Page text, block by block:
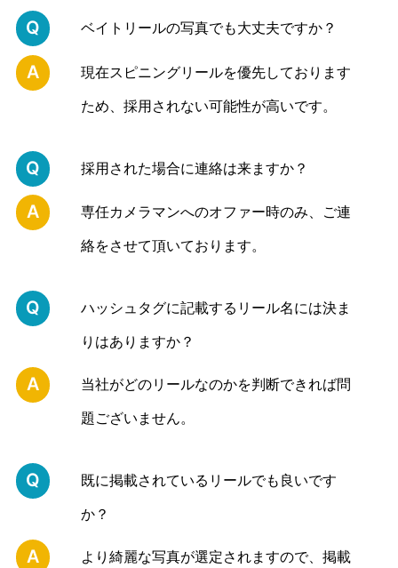
Q ベイトリールの写真でも大丈夫ですか？
A
現在スピニングリールを優先しております
ため、採用されない可能性が高いです。
Q 採用された場合に連絡は来ますか？
A
専任カメラマンへのオファー時のみ、ご連
絡をさせて頂いております。
Q
ハッシュタグに記載するリール名には決ま
りはありますか？
A
当社がどのリールなのかを判断できれば問
題ございません。
Q
既に掲載されているリールでも良いです
か？
A
より綺麗な写真が選定されますので、掲載